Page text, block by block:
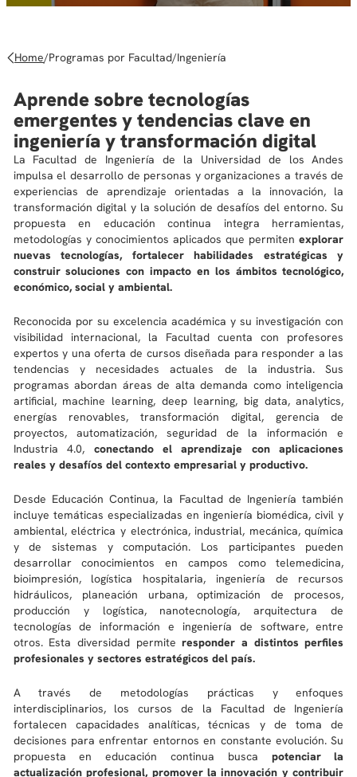
Home/Programas por Facultad/Ingeniería
Aprende sobre tecnologías
emergentes y tendencias clave en
ingeniería y transformación digital
La Facultad de Ingeniería de la Universidad de los Andes
impulsa el desarrollo de personas y organizaciones a través de
experiencias de aprendizaje orientadas a la innovación, la
transformación digital y la solución de desafíos del entorno. Su
propuesta en educación continua integra herramientas,
metodologías y conocimientos aplicados que permitenexplorar
nuevas tecnologías, fortalecer habilidades estratégicas y
construir soluciones con impacto en los ámbitos tecnológico,
económico, social y ambiental.
Reconocida por su excelencia académica y su investigación con
visibilidad internacional, la Facultad cuenta con profesores
expertos y una oferta de cursos diseñada para responder a las
tendencias y necesidades actuales de la industria. Sus
programas abordan áreas de alta demanda como inteligencia
artificial, machine learning, deep learning, big data, analytics,
energías renovables, transformación digital, gerencia de
proyectos, automatización, seguridad de la información e
Industria 4.0, conectando el aprendizaje con aplicaciones
reales y desafíos del contexto empresarial y productivo.
Desde Educación Continua, la Facultad de Ingeniería también
incluye temáticas especializadas en ingeniería biomédica, civil y
ambiental, eléctrica y electrónica, industrial, mecánica, química
y de sistemas y computación. Los participantes pueden
desarrollar conocimientos en campos como telemedicina,
bioimpresión, logística hospitalaria, ingeniería de recursos
hidráulicos, planeación urbana, optimización de procesos,
producción y logística, nanotecnología, arquitectura de
tecnologías de información e ingeniería de software, entre
otros. Esta diversidad permiteresponder a distintos perfiles
profesionales y sectores estratégicos del país.
A través de metodologías prácticas y enfoques
interdisciplinarios, los cursos de la Facultad de Ingeniería
fortalecen capacidades analíticas, técnicas y de toma de
decisiones para enfrentar entornos en constante evolución. Su
propuesta en educación continua busca potenciar la
actualización profesional, promover la innovación y contribuir